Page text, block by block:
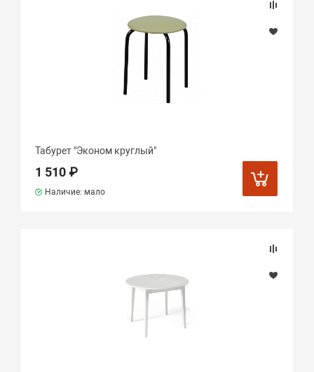
Табурет "Эконом круглый"
1 510 ₽
Наличие: мало